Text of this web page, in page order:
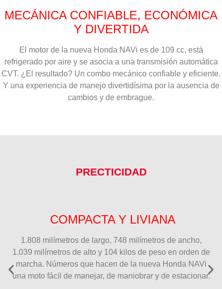
MECÁNICA CONFIABLE, ECONÓMICA
Y DIVERTIDA
El motor de la nueva Honda NAVi es de 109 cc, está
refrigerado por aire y se asocia a una transmisión automática
CVT. ¿El resultado? Un combo mecánico confiable y eficiente.
Y una experiencia de manejo divertidísima por la ausencia de
cambios y de embrague.
PRECTICIDAD
COMPACTA Y LIVIANA
1.808 milímetros de largo, 748 milímetros de ancho,
1.039 milímetros de alto y 104 kilos de peso en orden de
marcha. Números que hacen de la nueva Honda NAVi
una moto fácil de manejar, de maniobrar y de estacionar.